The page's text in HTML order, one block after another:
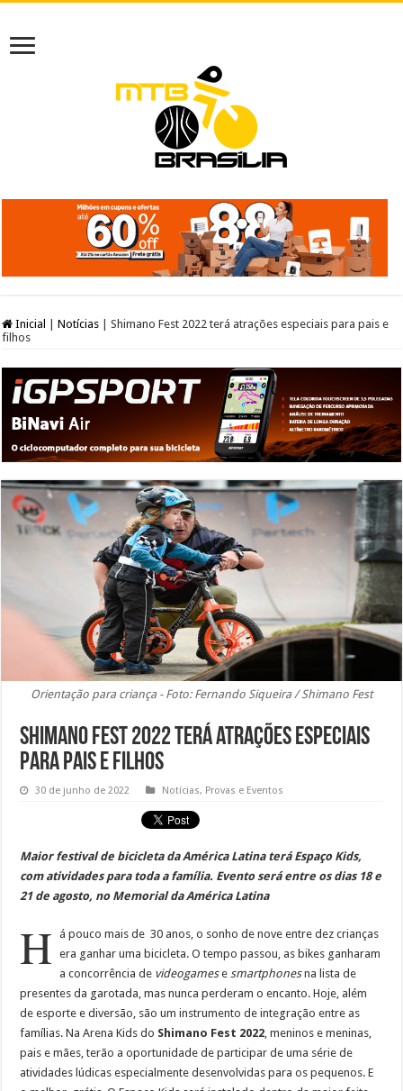
Inicial Notícias
Shimano Fest 2022 terá atrações especiais para pais e
filhos
Orientação para criança - Foto: Fernando Siqueira / Shimano Fest
Shimano Fest 2022 terá atrações especiais
para pais e filhos
30 de junho de 2022 Notícias, Provas e Eventos
Maior festival de bicicleta da América Latina terá Espaço Kids,
com atividades para toda a família. Evento será entre os dias 18 e
21 de agosto, no Memorial da América Latina
H
á pouco mais de 30 anos, o sonho de nove entre dez crianças
era ganhar uma bicicleta. O tempo passou, as bikes ganharam
a concorrência de videogamesesmartphonesna lista de
presentes da garotada, mas nunca perderam o encanto. Hoje, além
de esporte e diversão, são um instrumento de integração entre as
famílias. Na Arena Kids do Shimano Fest 2022, meninos e meninas,
pais e mães, terão a oportunidade de participar de uma série de
atividades lúdicas especialmente desenvolvidas para os pequenos. E